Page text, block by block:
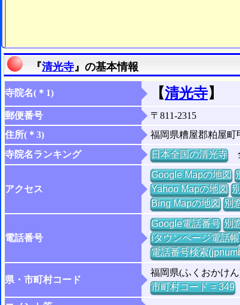
『清光寺』の基本情報
寺院名(＊1) 【清光寺】
郵便番号
〒811-2315
住所(＊3)
福岡県糟屋郡粕屋町
寺院名ランキング
日本全国の清光寺全
アクセス
Google Mapの地図
Yahoo Mapの地図
Bing Mapの地図 別
電話番号
Google電話番号 別
iタウンページ電話帳
電話番号検索
県・市町村コード
福岡県(ふくおかけ
市町村コード = 349